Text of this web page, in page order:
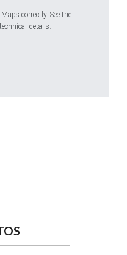
correctly. See the
details.